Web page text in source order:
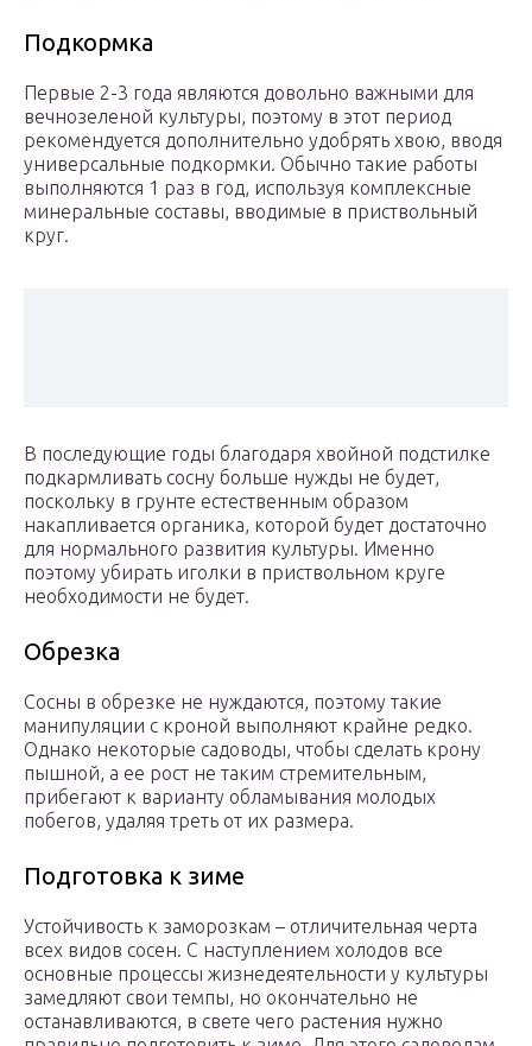
Подкормка
Первые 2-3 года являются довольно важными для
вечнозеленой культуры, поэтому в этот период
рекомендуется дополнительно удобрять хвою, вводя
универсальные подкормки. Обычно такие работы
выполняются 1 раз в год, используя комплексные
минеральные составы, вводимые в приствольный
круг.
В последующие годы благодаря хвойной подстилке
подкармливать сосну больше нужды не будет,
поскольку в грунте естественным образом
накапливается органика, которой будет достаточно
для нормального развития культуры. Именно
поэтому убирать иголки в приствольном круге
необходимости не будет.
Обрезка
Сосны в обрезке не нуждаются, поэтому такие
манипуляции с кроной выполняют крайне редко.
Однако некоторые садоводы, чтобы сделать крону
пышной, а ее рост не таким стремительным,
прибегают к варианту обламывания молодых
побегов, удаляя треть от их размера.
Подготовка к зиме
Устойчивость к заморозкам – отличительная черта
всех видов сосен. С наступлением холодов все
основные процессы жизнедеятельности у культуры
замедляют свои темпы, но окончательно не
останавливаются, в свете чего растения нужно